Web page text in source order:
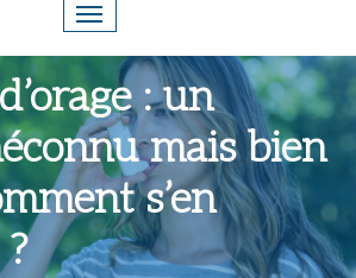
: un
mais bien
s’en